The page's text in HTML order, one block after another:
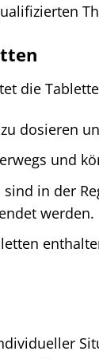
die
dosieren
und
in der
werden.